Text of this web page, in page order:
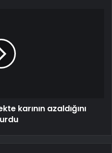
karının azaldığını